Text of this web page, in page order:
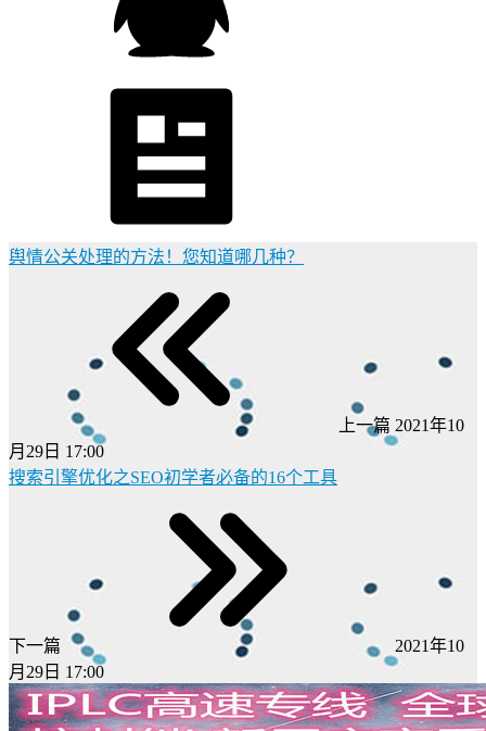
舆情公关处理的方法！您知道哪几种？
上一篇 2021年10
月29日 17:00
搜索引擎优化之SEO初学者必备的16个工具
下一篇
2021年10
月29日 17:00